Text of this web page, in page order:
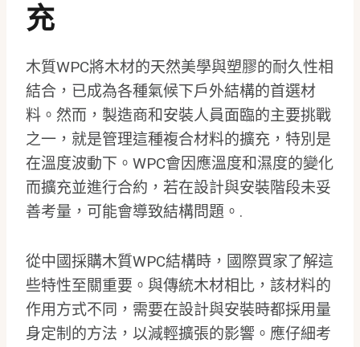
充
木質WPC將木材的天然美學與塑膠的耐久性相
結合，已成為各種氣候下戶外結構的首選材
料。然而，製造商和安裝人員面臨的主要挑戰
之一，就是管理這種複合材料的擴充，特別是
在溫度波動下。WPC會因應溫度和濕度的變化
而擴充並進行合約，若在設計與安裝階段未妥
善考量，可能會導致結構問題。.
從中國採購木質WPC結構時，國際買家了解這
些特性至關重要。與傳統木材相比，該材料的
作用方式不同，需要在設計與安裝時都採用量
身定制的方法，以減輕擴張的影響。應仔細考